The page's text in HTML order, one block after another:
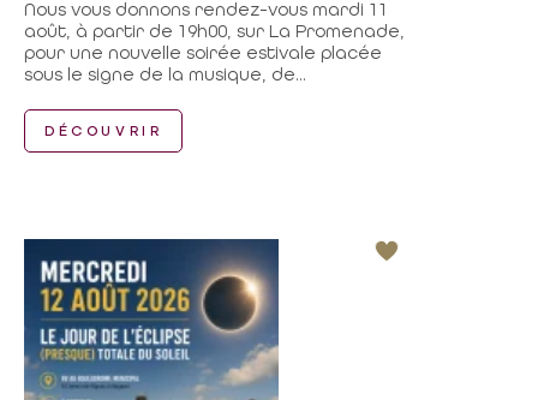
Nous vous donnons rendez-vous mardi 11
août, à partir de 19h00, sur La Promenade,
pour une nouvelle soirée estivale placée
sous le signe de la musique, de...
DÉCOUVRIR